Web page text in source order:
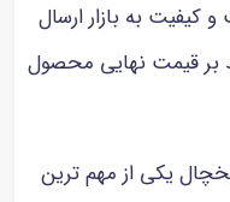
کیفیت به بازار ارسال
بر قیمت نهایی محصول
یکی از مهم ترین